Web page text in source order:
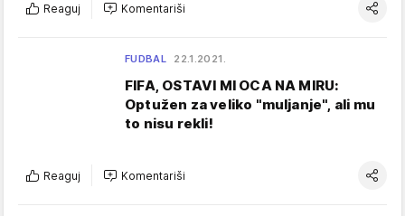
Reaguj Komentariši
FUDBAL 22.1.2021.
FIFA, OSTAVI MI OCA NA MIRU:
Optužen za veliko "muljanje", ali mu
to nisu rekli!
Reaguj Komentariši